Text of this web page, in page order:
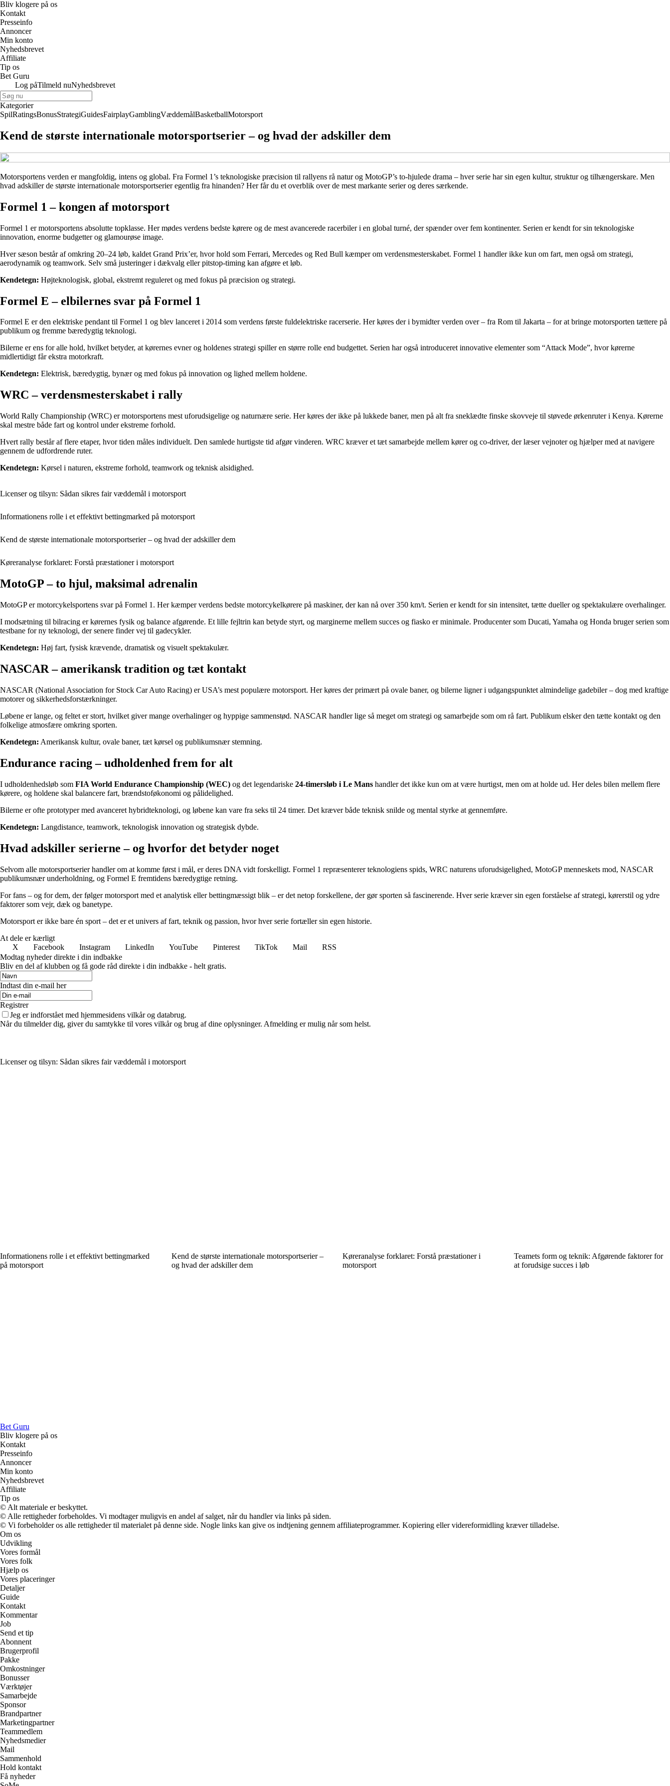
Bliv klogere på os
Kontakt
Presseinfo
Annoncer
Min konto
Nyhedsbrevet
Affiliate
Tip os
Bet Guru
Log påTilmeld nuNyhedsbrevet
Kategorier
SpilRatingsBonusStrategiGuidesFairplayGamblingVæddemålBasketballMotorsport
Kend de største internationale motorsportserier – og hvad der adskiller dem
Motorsportens verden er mangfoldig, intens og global. Fra Formel 1’s teknologiske præcision til rallyens rå natur og MotoGP’s to-hjulede drama – hver serie har sin egen kultur, struktur og tilhængerskare. Men
hvad adskiller de største internationale motorsportserier egentlig fra hinanden? Her får du et overblik over de mest markante serier og deres særkende.
Formel 1 – kongen af motorsport
Formel 1 er motorsportens absolutte topklasse. Her mødes verdens bedste kørere og de mest avancerede racerbiler i en global turné, der spænder over fem kontinenter. Serien er kendt for sin teknologiske
innovation, enorme budgetter og glamourøse image.
Hver sæson består af omkring 20–24 løb, kaldet Grand Prix’er, hvor hold som Ferrari, Mercedes og Red Bull kæmper om verdensmesterskabet. Formel 1 handler ikke kun om fart, men også om strategi,
aerodynamik og teamwork. Selv små justeringer i dækvalg eller pitstop-timing kan afgøre et løb.
Kendetegn: Højteknologisk, global, ekstremt reguleret og med fokus på præcision og strategi.
Formel E – elbilernes svar på Formel 1
Formel E er den elektriske pendant til Formel 1 og blev lanceret i 2014 som verdens første fuldelektriske racerserie. Her køres der i bymidter verden over – fra Rom til Jakarta – for at bringe motorsporten tættere på
publikum og fremme bæredygtig teknologi.
Bilerne er ens for alle hold, hvilket betyder, at kørernes evner og holdenes strategi spiller en større rolle end budgettet. Serien har også introduceret innovative elementer som “Attack Mode”, hvor kørerne
midlertidigt får ekstra motorkraft.
Kendetegn: Elektrisk, bæredygtig, bynær og med fokus på innovation og lighed mellem holdene.
WRC – verdensmesterskabet i rally
World Rally Championship (WRC) er motorsportens mest uforudsigelige og naturnære serie. Her køres der ikke på lukkede baner, men på alt fra sneklædte finske skovveje til støvede ørkenruter i Kenya. Kørerne
skal mestre både fart og kontrol under ekstreme forhold.
Hvert rally består af flere etaper, hvor tiden måles individuelt. Den samlede hurtigste tid afgør vinderen. WRC kræver et tæt samarbejde mellem kører og co-driver, der læser vejnoter og hjælper med at navigere
gennem de udfordrende ruter.
Kendetegn: Kørsel i naturen, ekstreme forhold, teamwork og teknisk alsidighed.
Licenser og tilsyn: Sådan sikres fair væddemål i motorsport
Informationens rolle i et effektivt bettingmarked på motorsport
Kend de største internationale motorsportserier – og hvad der adskiller dem
Køreranalyse forklaret: Forstå præstationer i motorsport
MotoGP – to hjul, maksimal adrenalin
MotoGP er motorcykelsportens svar på Formel 1. Her kæmper verdens bedste motorcykelkørere på maskiner, der kan nå over 350 km/t. Serien er kendt for sin intensitet, tætte dueller og spektakulære overhalinger.
I modsætning til bilracing er kørernes fysik og balance afgørende. Et lille fejltrin kan betyde styrt, og marginerne mellem succes og fiasko er minimale. Producenter som Ducati, Yamaha og Honda bruger serien som
testbane for ny teknologi, der senere finder vej til gadecykler.
Kendetegn: Høj fart, fysisk krævende, dramatisk og visuelt spektakulær.
NASCAR – amerikansk tradition og tæt kontakt
NASCAR (National Association for Stock Car Auto Racing) er USA’s mest populære motorsport. Her køres der primært på ovale baner, og bilerne ligner i udgangspunktet almindelige gadebiler – dog med kraftige
motorer og sikkerhedsforstærkninger.
Løbene er lange, og feltet er stort, hvilket giver mange overhalinger og hyppige sammenstød. NASCAR handler lige så meget om strategi og samarbejde som om rå fart. Publikum elsker den tætte kontakt og den
folkelige atmosfære omkring sporten.
Kendetegn: Amerikansk kultur, ovale baner, tæt kørsel og publikumsnær stemning.
Endurance racing – udholdenhed frem for alt
I udholdenhedsløb som FIA World Endurance Championship (WEC) og det legendariske 24-timersløb i Le Mans handler det ikke kun om at være hurtigst, men om at holde ud. Her deles bilen mellem flere
kørere, og holdene skal balancere fart, brændstoføkonomi og pålidelighed.
Bilerne er ofte prototyper med avanceret hybridteknologi, og løbene kan vare fra seks til 24 timer. Det kræver både teknisk snilde og mental styrke at gennemføre.
Kendetegn: Langdistance, teamwork, teknologisk innovation og strategisk dybde.
Hvad adskiller serierne – og hvorfor det betyder noget
Selvom alle motorsportserier handler om at komme først i mål, er deres DNA vidt forskelligt. Formel 1 repræsenterer teknologiens spids, WRC naturens uforudsigelighed, MotoGP menneskets mod, NASCAR
publikumsnær underholdning, og Formel E fremtidens bæredygtige retning.
For fans – og for dem, der følger motorsport med et analytisk eller bettingmæssigt blik – er det netop forskellene, der gør sporten så fascinerende. Hver serie kræver sin egen forståelse af strategi, kørerstil og ydre
faktorer som vejr, dæk og banetype.
Motorsport er ikke bare én sport – det er et univers af fart, teknik og passion, hvor hver serie fortæller sin egen historie.
At dele er kærligt
X
Facebook Instagram LinkedIn YouTube Pinterest TikTok Mail
RSS
Modtag nyheder direkte i din indbakke
Bliv en del af klubben og få gode råd direkte i din indbakke - helt gratis.
Indtast din e-mail her
Registrer
Jeg er indforstået med hjemmesidens vilkår og databrug.
Når du tilmelder dig, giver du samtykke til vores vilkår og brug af dine oplysninger. Afmelding er mulig når som helst.
Licenser og tilsyn: Sådan sikres fair væddemål i motorsport
Informationens rolle i et effektivt bettingmarked
på motorsport
Kend de største internationale motorsportserier –
og hvad der adskiller dem
Køreranalyse forklaret: Forstå præstationer i
motorsport
Teamets form og teknik: Afgørende faktorer for
at forudsige succes i løb
Bet Guru
Bliv klogere på os
Kontakt
Presseinfo
Annoncer
Min konto
Nyhedsbrevet
Affiliate
Tip os
© Alt materiale er beskyttet.
© Alle rettigheder forbeholdes. Vi modtager muligvis en andel af salget, når du handler via links på siden.
© Vi forbeholder os alle rettigheder til materialet på denne side. Nogle links kan give os indtjening gennem affiliateprogrammer. Kopiering eller videreformidling kræver tilladelse.
Om os
Udvikling
Vores formål
Vores folk
Hjælp os
Vores placeringer
Detaljer
Guide
Kontakt
Kommentar
Job
Send et tip
Abonnent
Brugerprofil
Pakke
Omkostninger
Bonusser
Værktøjer
Samarbejde
Sponsor
Brandpartner
Marketingpartner
Teammedlem
Nyhedsmedier
Mail
Sammenhold
Hold kontakt
Få nyheder